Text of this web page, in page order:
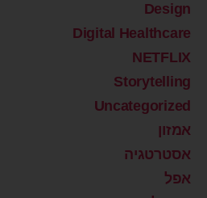
Design
Digital Healthcare
NETFLIX
Storytelling
Uncategorized
אמזון
אסטרטגיה
אפל